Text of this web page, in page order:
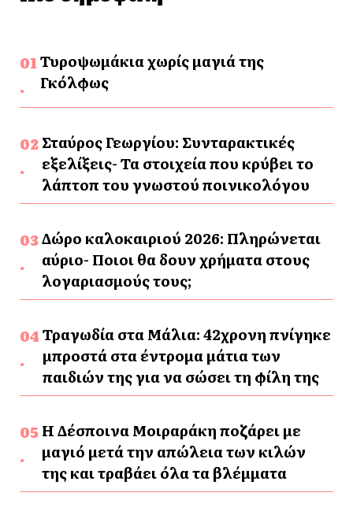
Τυροψωμάκια χωρίς μαγιά της
Γκόλφως
Σταύρος Γεωργίου: Συνταρακτικές
εξελίξεις- Τα στοιχεία που κρύβει το
λάπτοπ του γνωστού ποινικολόγου
Δώρο καλοκαιριού 2026: Πληρώνεται
αύριο- Ποιοι θα δουν χρήματα στους
λογαριασμούς τους;
Τραγωδία στα Μάλια: 42χρονη πνίγηκε
μπροστά στα έντρομα μάτια των
παιδιών της για να σώσει τη φίλη της
Η Δέσποινα Μοιραράκη ποζάρει με
μαγιό μετά την απώλεια των κιλών
της και τραβάει όλα τα βλέμματα